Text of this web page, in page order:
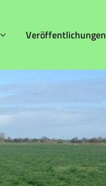
Veröffentlichungen